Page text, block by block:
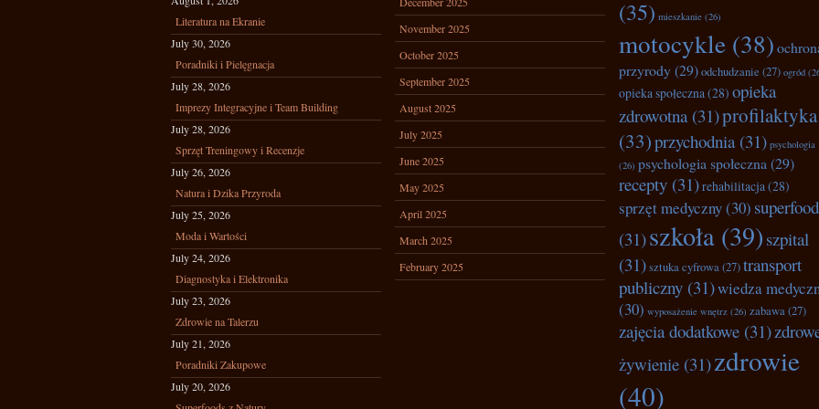
Literatura na Ekranie
July 30, 2026
Poradniki i Pielęgnacja
July 28, 2026
Imprezy Integracyjne i Team Building
July 28, 2026
Sprzęt Treningowy i Recenzje
July 26, 2026
Natura i Dzika Przyroda
July 25, 2026
Moda i Wartości
July 24, 2026
Diagnostyka i Elektronika
July 23, 2026
Zdrowie na Talerzu
July 21, 2026
Poradniki Zakupowe
July 20, 2026
November 2025
October 2025
September 2025
August 2025
July 2025
June 2025
May 2025
April 2025
March 2025
February 2025
(35) mieszkanie (26)
motocykle (38)
przyrody(29)odchudzanie (27) ogród
opieka społeczna(28) opieka
zdrowotna(31)profilaktyka
(33)przychodnia(31) psychologia
(26) psychologia społeczna (29)
recepty (31)rehabilitacja(28)
sprzęt medyczny(30)
(31)szkoła (39) szpital
(31)sztuka cyfrowa(27)transport
publiczny (31)wiedza
(30) wyposażenie wnętrz (26) zabawa(27)
zajęcia dodatkowe (31)
żywienie (31)zdrowie
(40)